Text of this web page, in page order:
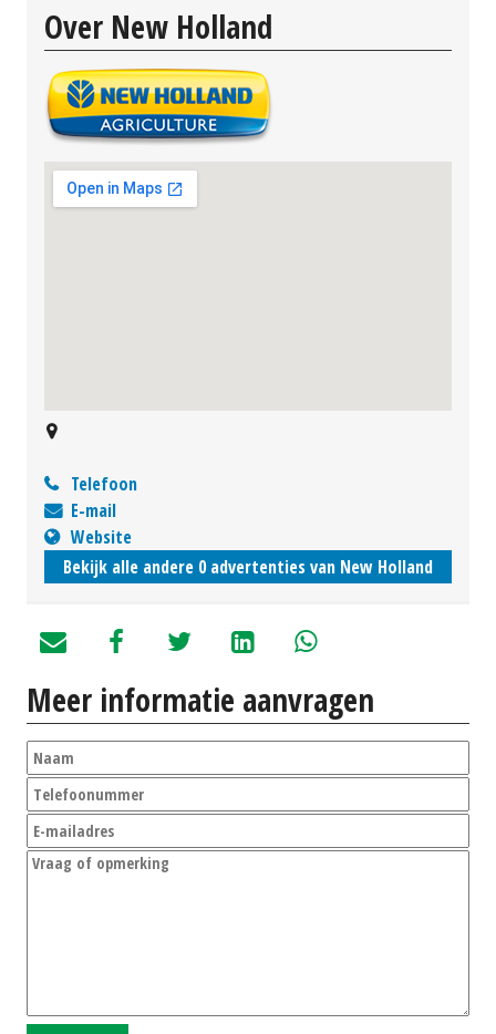
Over New Holland
Telefoon
E-mail
Website
Bekijk alle andere 0 advertenties van New Holland
Meer informatie aanvragen